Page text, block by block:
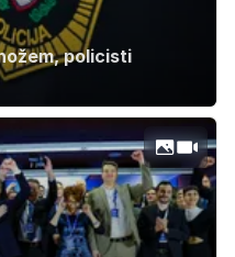
policisti